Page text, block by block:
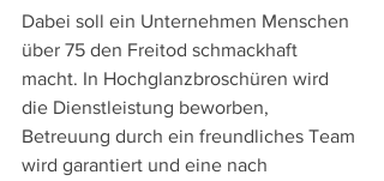
Dabei soll ein Unternehmen Menschen
über 75 den Freitod schmackhaft
macht. In Hochglanzbroschüren wird
die Dienstleistung beworben,
Betreuung durch ein freundliches Team
wird garantiert und eine nach